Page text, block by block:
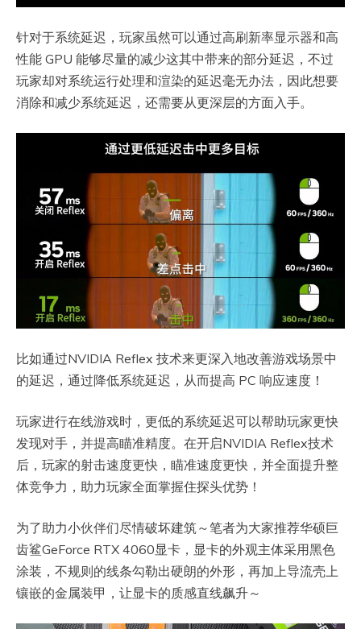
针对于系统延迟，玩家虽然可以通过高刷新率显示器和高
性能 GPU 能够尽量的减少这其中带来的部分延迟，不过
玩家却对系统运行处理和渲染的延迟毫无办法，因此想要
消除和减少系统延迟，还需要从更深层的方面入手。
比如通过NVIDIA Reflex 技术来更深入地改善游戏场景中
的延迟，通过降低系统延迟，从而提高 PC 响应速度！
玩家进行在线游戏时，更低的系统延迟可以帮助玩家更快
发现对手，并提高瞄准精度。在开启NVIDIA Reflex技术
后，玩家的射击速度更快，瞄准速度更快，并全面提升整
体竞争力，助力玩家全面掌握住探头优势！
为了助力小伙伴们尽情破坏建筑～笔者为大家推荐华硕巨
齿鲨GeForce RTX 4060显卡，显卡的外观主体采用黑色
涂装，不规则的线条勾勒出硬朗的外形，再加上导流壳上
镶嵌的金属装甲，让显卡的质感直线飙升～